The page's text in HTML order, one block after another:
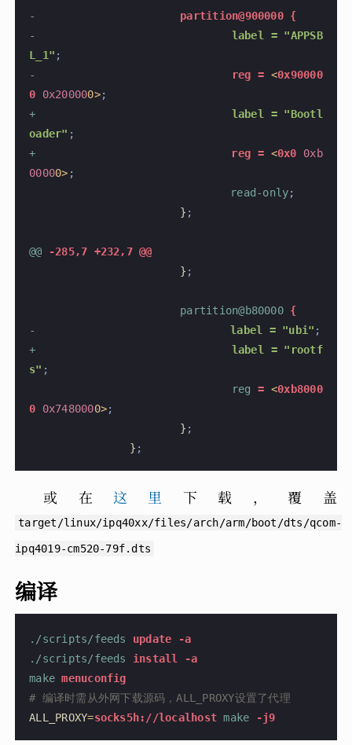
-
			partition@900000 {
-
L_1" ;
-
				reg =
<0x90000
0 0x200000>;
+
oader" ;
+
				reg =
<0x0 0xb
00000> ;
read-only;
} ;
@@ -285,7 +232,7 @@
} ;
partition@b80000 {
-
				label = "ubi"
;
+
s" ;
reg = <0xb8000
0 0x7480000>;
} ;
} ;
或在 这里 下载，覆盖
target/linux/ipq40xx/files/arch/arm/boot/dts/qcom-
ipq4019-cm520-79f.dts
编译
./scripts/feeds
update -a
./scripts/feeds
install -a
make menuconfig
# 编译时需从外网下载源码，ALL_PROXY设置了代理
ALL_PROXY=socks5h://localhost make -j9